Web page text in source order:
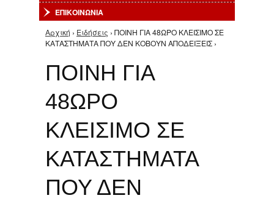
ΕΠΙΚΟΙΝΩΝΙΑ
Είστε εδώ
Αρχική › Ειδήσεις › ΠΟΙΝΗ ΓΙΑ 48ΩΡΟ ΚΛΕΙΣΙΜΟ ΣΕ
ΚΑΤΑΣΤΗΜΑΤΑ ΠΟΥ ΔΕΝ ΚΟΒΟΥΝ ΑΠΟΔΕΙΞΕΙΣ ›
ΠΟΙΝΗ ΓΙΑ
48ΩΡΟ
ΚΛΕΙΣΙΜΟ ΣΕ
ΚΑΤΑΣΤΗΜΑΤΑ
ΠΟΥ ΔΕΝ